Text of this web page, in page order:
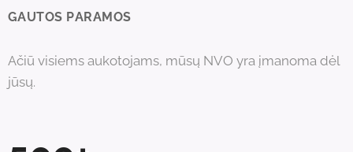
GAUTOS PARAMOS
Ačiū visiems aukotojams, mūsų NVO yra įmanoma dėl
jūsų.